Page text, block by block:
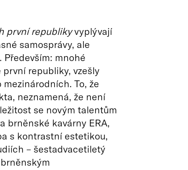
první republikyvyplývají
samosprávy, ale
mnohé
republiky, vzešly
To, že
neznamená, že není
se novým talentům
brněnské kavárny ERA,
s kontrastní estetikou,
– šestadvacetiletý